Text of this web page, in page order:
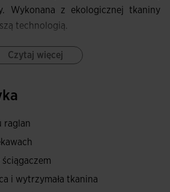
Wykonana z ekologicznej tkaniny
technologią.
i mankiety posiadają regulację w
swobodę ruchu.
przetworzonego poliestru, tkanina ta
rozwoju i ochrony
koszulka jest lekka, wytrzymała i
posiada technologię MICRO-
Czytaj więcej
raglan
ściągaczem
i wytrzymała tkanina